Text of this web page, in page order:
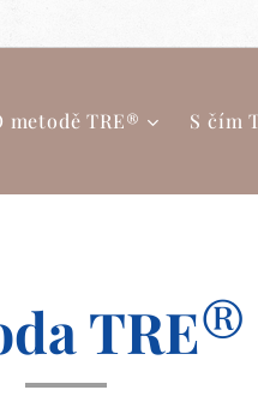
metodě TRE® S čím
TRE®